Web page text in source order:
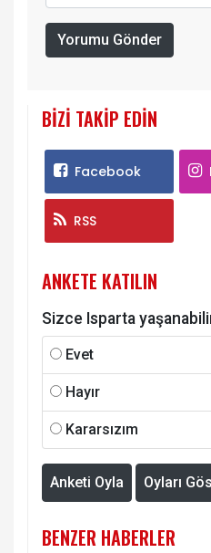
Yorumu Gönder
BIZI TAKIP EDIN
Facebook
RSS
ANKETE KATILIN
Sizce Isparta
Evet
Hayır
Kararsızım
Anketi Oyla Oyları
BENZER HABERLER